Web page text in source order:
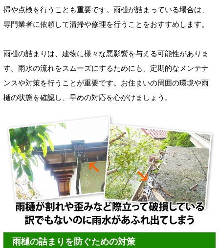
掃や点検を行うことも重要です。雨樋が詰まっている場合は、
専門業者に依頼して清掃や修理を行うことをおすすめします。
雨樋の詰まりは、建物に様々な悪影響を与える可能性がありま
す。雨水の流れをスムーズにするためにも、定期的なメンテナ
ンスや対策を行うことが重要です。お住まいの周囲の環境や雨
樋の状態を確認し、早めの対応を心がけましょう。
雨樋の詰まりを防ぐための対策